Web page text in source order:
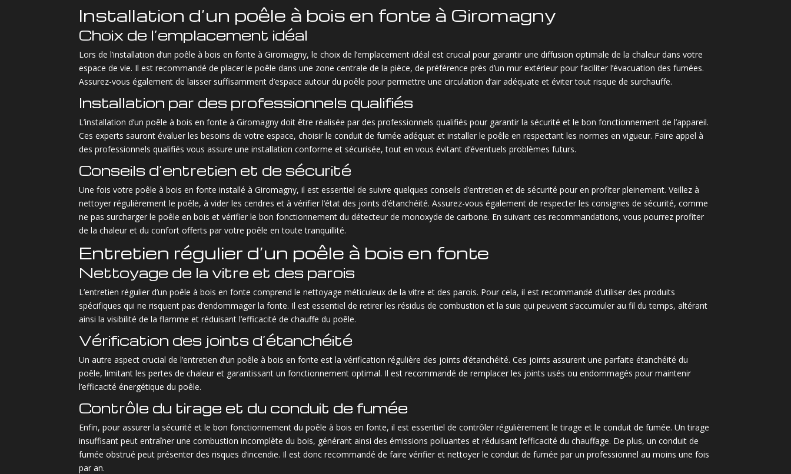
Installation d’un poêle à bois en fonte à Giromagny
Choix de l’emplacement idéal
Lors de l’installation d’un poêle à bois en fonte à Giromagny, le choix de l’emplacement idéal est crucial pour garantir une diffusion optimale de la chaleur dans votre
espace de vie. Il est recommandé de placer le poêle dans une zone centrale de la pièce, de préférence près d’un mur extérieur pour faciliter l’évacuation des fumées.
Assurez-vous également de laisser suffisamment d’espace autour du poêle pour permettre une circulation d’air adéquate et éviter tout risque de surchauffe.
Installation par des professionnels qualifiés
L’installation d’un poêle à bois en fonte à Giromagny doit être réalisée par des professionnels qualifiés pour garantir la sécurité et le bon fonctionnement de l’appareil.
Ces experts sauront évaluer les besoins de votre espace, choisir le conduit de fumée adéquat et installer le poêle en respectant les normes en vigueur. Faire appel à
des professionnels qualifiés vous assure une installation conforme et sécurisée, tout en vous évitant d’éventuels problèmes futurs.
Conseils d’entretien et de sécurité
Une fois votre poêle à bois en fonte installé à Giromagny, il est essentiel de suivre quelques conseils d’entretien et de sécurité pour en profiter pleinement. Veillez à
nettoyer régulièrement le poêle, à vider les cendres et à vérifier l’état des joints d’étanchéité. Assurez-vous également de respecter les consignes de sécurité, comme
ne pas surcharger le poêle en bois et vérifier le bon fonctionnement du détecteur de monoxyde de carbone. En suivant ces recommandations, vous pourrez profiter
de la chaleur et du confort offerts par votre poêle en toute tranquillité.
Entretien régulier d’un poêle à bois en fonte
Nettoyage de la vitre et des parois
L’entretien régulier d’un poêle à bois en fonte comprend le nettoyage méticuleux de la vitre et des parois. Pour cela, il est recommandé d’utiliser des produits
spécifiques qui ne risquent pas d’endommager la fonte. Il est essentiel de retirer les résidus de combustion et la suie qui peuvent s’accumuler au fil du temps, altérant
ainsi la visibilité de la flamme et réduisant l’efficacité de chauffe du poêle.
Vérification des joints d’étanchéité
Un autre aspect crucial de l’entretien d’un poêle à bois en fonte est la vérification régulière des joints d’étanchéité. Ces joints assurent une parfaite étanchéité du
poêle, limitant les pertes de chaleur et garantissant un fonctionnement optimal. Il est recommandé de remplacer les joints usés ou endommagés pour maintenir
l’efficacité énergétique du poêle.
Contrôle du tirage et du conduit de fumée
Enfin, pour assurer la sécurité et le bon fonctionnement du poêle à bois en fonte, il est essentiel de contrôler régulièrement le tirage et le conduit de fumée. Un tirage
insuffisant peut entraîner une combustion incomplète du bois, générant ainsi des émissions polluantes et réduisant l’efficacité du chauffage. De plus, un conduit de
fumée obstrué peut présenter des risques d’incendie. Il est donc recommandé de faire vérifier et nettoyer le conduit de fumée par un professionnel au moins une fois
par an.